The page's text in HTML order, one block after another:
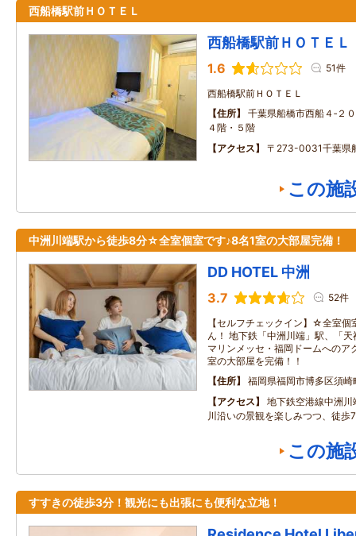
西船橋駅前ＨＯＴＥＬ
西船橋駅前ＨＯＴＥＬ
1.6 51件
西船橋駅前ＨＯＴＥＬ
住所
千葉県船橋市西船４‐
４階・５階
アクセス
〒273-0031千葉県
この施
中洲川端駅から徒歩8分☆全室個室です♪8名1室の大部屋完備！
DD HOTEL 中洲
3.7 52件
【セルフチェックイン】☆全室
ん！ 地下鉄「中洲川端」駅、「
マリンメッセ・福岡ドームへのア
室の大部屋を完備！！
住所
福岡県福岡市博多区須崎
アクセス
地下鉄空港線中洲
川沿いの景観を楽しみつつ、徒歩
この施
すすきの徒歩3分！観光にも出張にも便利な立地！